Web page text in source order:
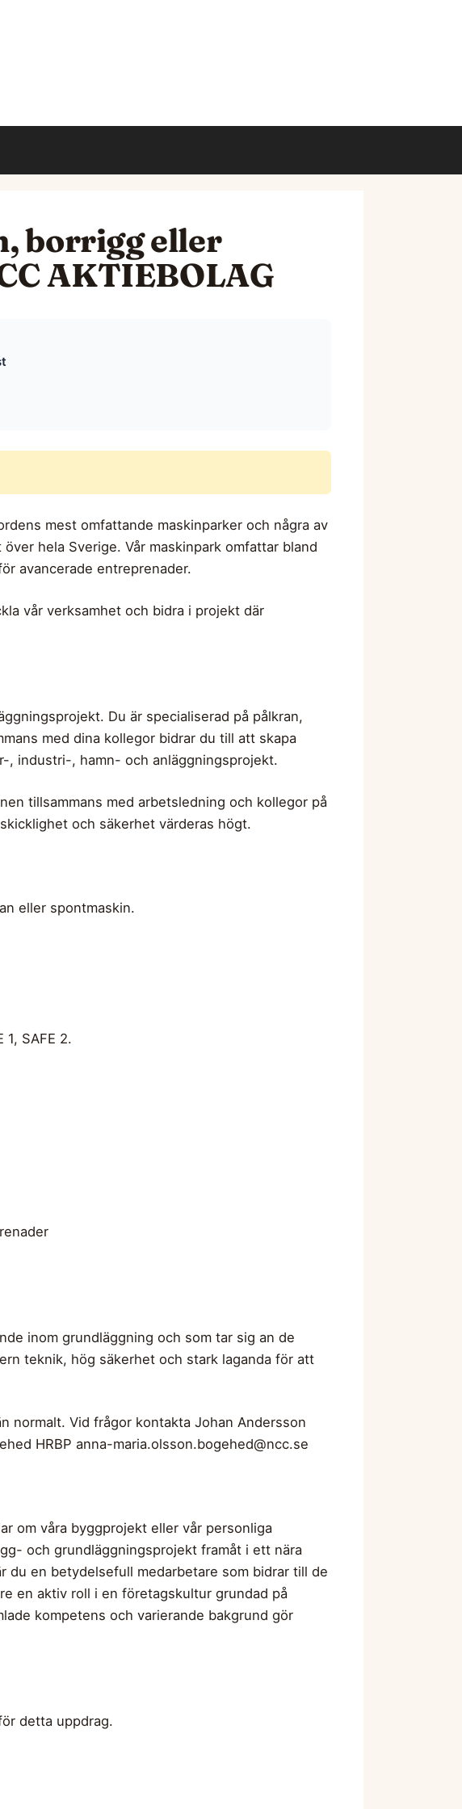
borrigg eller
AKTIEBOLAG
mest omfattande maskinparker och några av
hela Sverige. Vår maskinpark omfattar bland
avancerade entreprenader.
vår verksamhet och bidra i projekt där
Du är specialiserad på pålkran,
med dina kollegor bidrar du till att skapa
, industri-, hamn- och anläggningsprojekt.
tillsammans med arbetsledning och kollegor på
och säkerhet värderas högt.
eller spontmaskin.
SAFE 2.
inom grundläggning och som tar sig an de
teknik, hög säkerhet och stark laganda för att
normalt. Vid frågor kontakta Johan Andersson
HRBP anna-maria.olsson.bogehed@ncc.se
om våra byggprojekt eller vår personliga
och grundläggningsprojekt framåt i ett nära
du en betydelsefull medarbetare som bidrar till de
en aktiv roll i en företagskultur grundad på
kompetens och varierande bakgrund gör
detta uppdrag.